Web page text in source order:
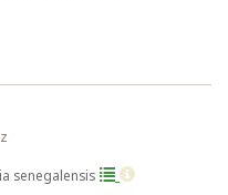
senegalensis